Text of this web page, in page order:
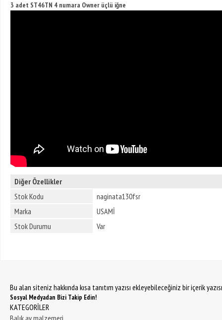
3 adet ST46TN 4 numara Owner üçlü iğne
Diğer Özellikler
Stok Kodu
naginata130fsr
Marka
USAMİ
Stok Durumu
Var
Bu alan siteniz hakkında kısa tanıtım yazısı ekleyebileceğiniz bir içerik
Sosyal Medyadan Bizi Takip Edin!
KATEGORİLER
Balık av malzemeri